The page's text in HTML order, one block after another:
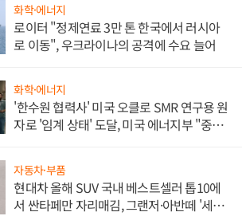
화학·에너지
로이터 "정제연료 3만 톤 한국에서 러시아
로 이동", 우크라이나의 공격에 수요 늘어
화학·에너지
'한수원 협력사' 미국 오클로 SMR 연구용 원
자로 '임계 상태' 도달, 미국 에너지부 "중요
자동차·부품
현대차 올해 SUV 국내 베스트셀러 톱10에
서 싼타페만 자리매김, 그랜저·아반떼 '세단